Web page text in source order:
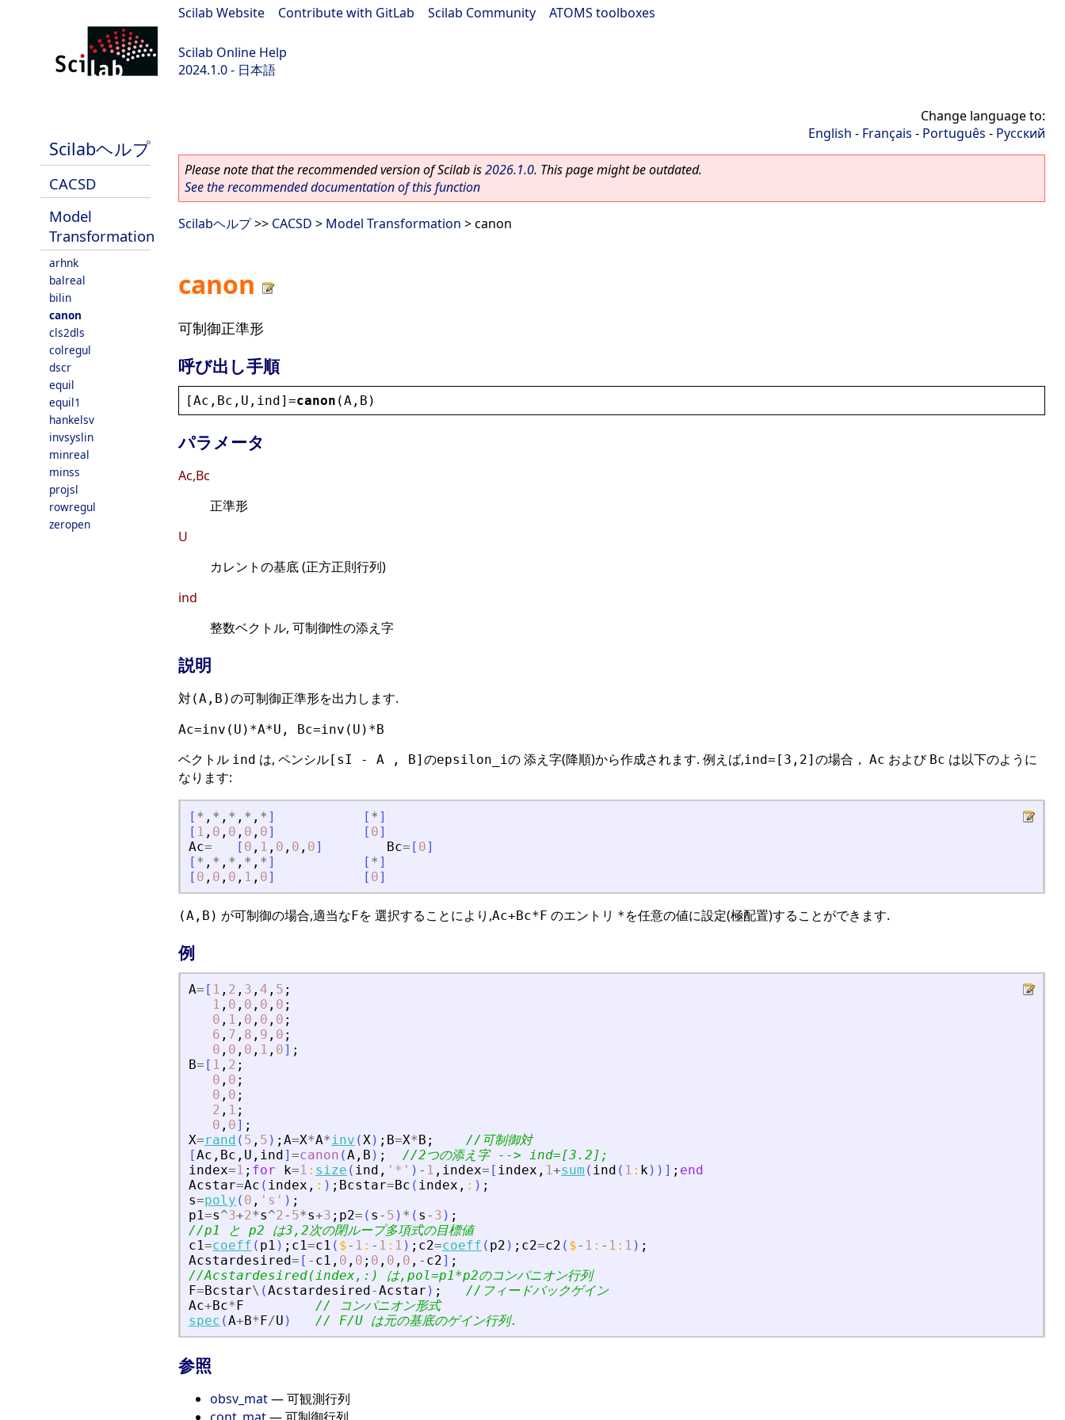
Scilab Website Contribute with GitLab Scilab Community ATOMS toolboxes
Scilab Online Help
2024.1.0 - 日本語
Scilabヘルプ
CACSD
Model
Transformation
arhnk
balreal
bilin
canon
cls2dls
colregul
dscr
equil
equil1
hankelsv
invsyslin
minreal
minss
projsl
rowregul
zeropen
Change language to:
English - Français - Português - Русский
Please note that the recommended version of Scilab is2026.1.0. This page might be outdated.
See the recommended documentation of this function
Scilabヘルプ>> CACSD > Model Transformation > canon
canon
可制御正準形
呼び出し手順
[Ac , Bc , U , ind]=canon (A , B )
パラメータ
Ac,Bc
正準形
U
カレントの基底 (正方正則行列)
ind
整数ベクトル, 可制御性の添え字
説明
対(A,B)の可制御正準形を出力します.
Ac=inv(U)*A*U, Bc=inv(U)*B
ベクトル ind は, ペンシル [sI - A , B] のepsilon_iの 添え字(降順)から作成されます. 例えば,ind=[3,2] の場合， Ac および Bc は以下のように
なります:
[ * , * , * , * , * ] [ * ]
[ 1 , 0 , 0 , 0 , 0] [ 0]
Ac= [ 0 , 1 , 0 , 0 , 0] Bc= [ 0]
[ * , * , * , * , * ] [ * ]
[ 0 , 0 , 0 , 1 , 0] [ 0]
(A,B) が可制御の場合,適当な Fを 選択することにより,Ac+Bc*F のエントリ *を任意の値に設定(極配置)することができます.
例
A= [ 1 , 2 , 3 , 4 , 5 ;
1 , 0 , 0 , 0 , 0 ;
0 , 1 , 0 , 0 , 0 ;
6 , 7 , 8 , 9 , 0 ;
0 , 0 , 0 , 1 , 0] ;
B= [ 1 , 2 ;
0 , 0 ;
0 , 0 ;
2 , 1 ;
0 , 0] ;
X=rand ( 5 , 5 ) ; A=X*A*inv (X) ; B=X*B ;
//可制御対
[Ac , Bc , U , ind] =canon (A , B ) ; //2つの添え字 --> ind=[3.2];
index=1 ; for k=1 : size ( ind , ' * ' ) - 1 , index= [ index , 1+sum ( ind ( 1 : k) ) ] ; end
Acstar=Ac ( index , : ) ; Bcstar=Bc ( index , : ) ;
s=poly ( 0 , ' s ' ) ;
p1=s^3+2*s^2- 5*s+3 ; p2= ( s - 5 ) * ( s - 3 ) ;
//p1 と p2 は3,2次の閉ループ多項式の目標値
c1=coeff ( p1 ) ; c1=c1 ( $- 1 : - 1 : 1 ) ; c2=coeff ( p2 ) ; c2=c2 ( $- 1 : - 1 : 1 ) ;
Acstardesired= [ - c1 , 0 , 0 ; 0 , 0 , 0 , - c2] ;
//Acstardesired(index,:) は,pol=p1*p2のコンパニオン行列
F=Bcstar\ (Acstardesired-Acstar ) ;
//フィードバックゲイン
Ac+Bc*F
// コンパニオン形式
spec (A+B*F/U ) // F/U は元の基底のゲイン行列.
参照
obsv_mat— 可観測行列